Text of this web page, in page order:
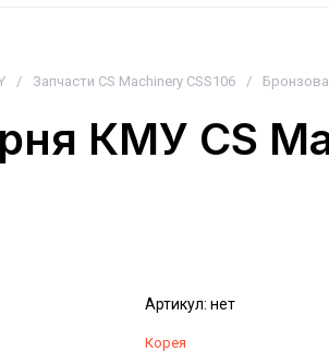
/ Запчасти CS Machinery CSS106 /
КМУ CS
Артикул: нет
Корея